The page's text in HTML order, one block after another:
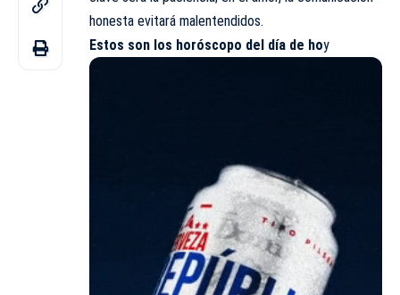
honesta evitará malentendidos.
Estos son los horóscopo del día de hoy